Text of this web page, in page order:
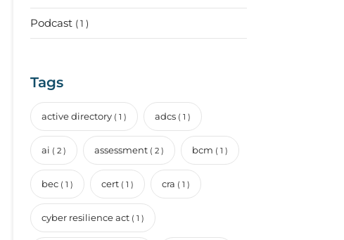
Podcast ( 1 )
Tags
active directory ( 1 ) adcs ( 1 )
ai ( 2 ) assessment ( 2 ) bcm ( 1 )
bec ( 1 ) cert ( 1 ) cra ( 1 )
cyber resilience act ( 1 )